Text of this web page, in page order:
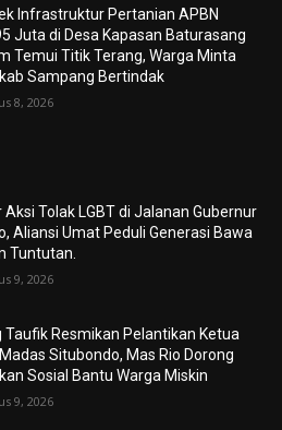
Infrastruktur Pertanian APBN
Juta di Desa Kapasan Baturasang
Temui Titik Terang, Warga Minta
Sampang Bertindak
8, 2026
Aksi Tolak LGBT di Jalanan Gubernur
Aliansi Umat Peduli Generasi Bawa
Tuntutan.
9, 2026
Taufik Resmikan Pelantikan Ketua
Madas Situbondo, Mas Rio Dorong
Sosial Bantu Warga Miskin
9, 2026